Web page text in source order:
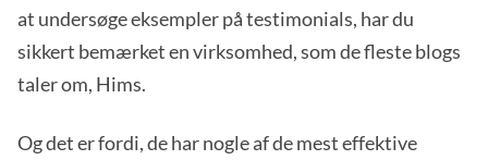
at undersøge eksempler på testimonials, har du
sikkert bemærket en virksomhed, som de fleste blogs
taler om, Hims.
Og det er fordi, de har nogle af de mest effektive